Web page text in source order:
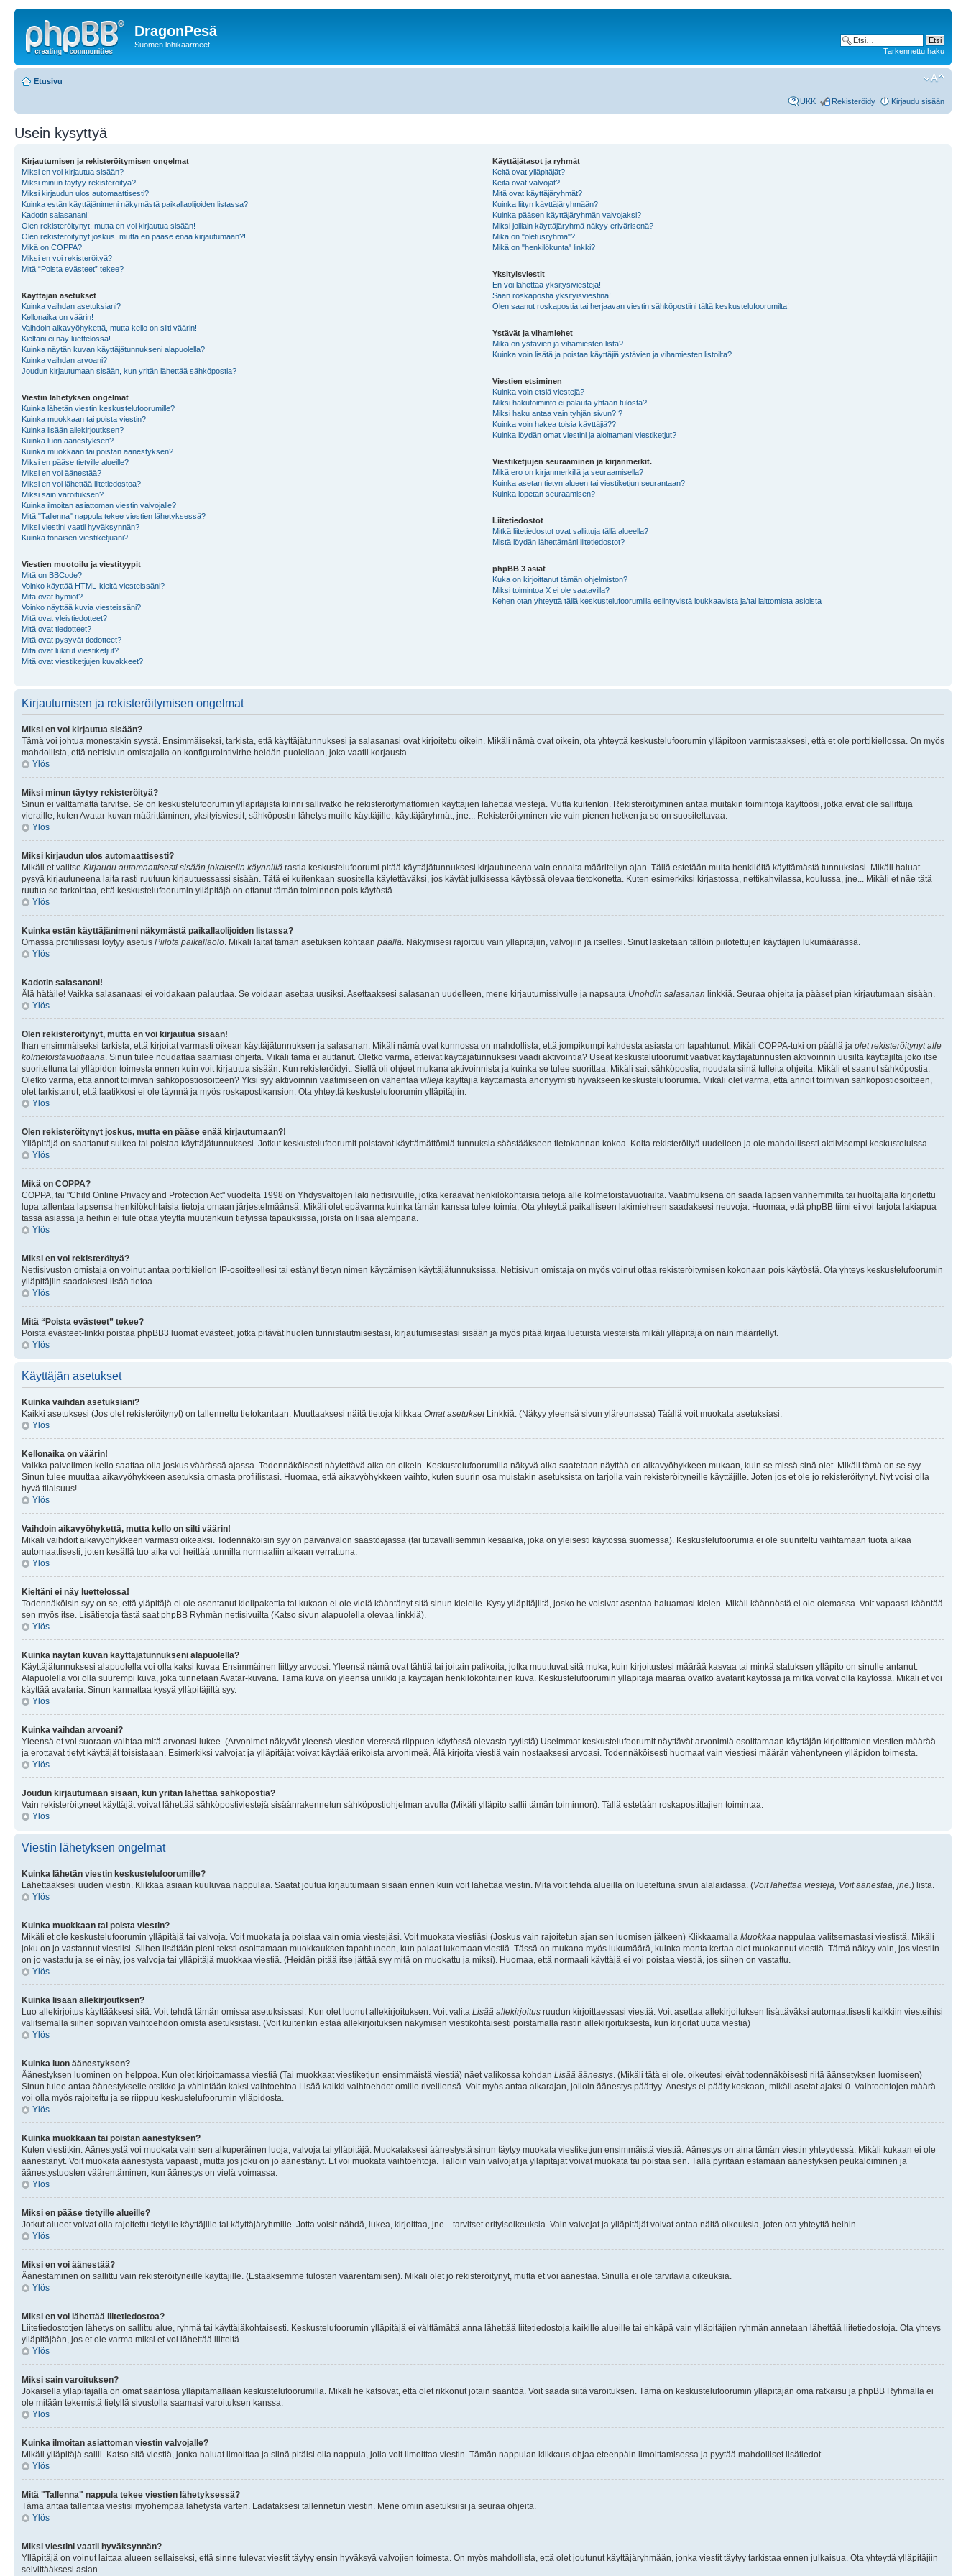
DragonPesä
Suomen lohikäärmeet
Tarkennettu haku
Etusivu
UKK Rekisteröidy Kirjaudu sisään
Usein kysyttyä
Kirjautumisen ja rekisteröitymisen ongelmat
Miksi en voi kirjautua sisään?
Miksi minun täytyy rekisteröityä?
Miksi kirjaudun ulos automaattisesti?
Kuinka estän käyttäjänimeni näkymästä paikallaolijoiden listassa?
Kadotin salasanani!
Olen rekisteröitynyt, mutta en voi kirjautua sisään!
Olen rekisteröitynyt joskus, mutta en pääse enää kirjautumaan?!
Mikä on COPPA?
Miksi en voi rekisteröityä?
Mitä “Poista evästeet” tekee?
Käyttäjän asetukset
Kuinka vaihdan asetuksiani?
Kellonaika on väärin!
Vaihdoin aikavyöhykettä, mutta kello on silti väärin!
Kieltäni ei näy luettelossa!
Kuinka näytän kuvan käyttäjätunnukseni alapuolella?
Kuinka vaihdan arvoani?
Joudun kirjautumaan sisään, kun yritän lähettää sähköpostia?
Viestin lähetyksen ongelmat
Kuinka lähetän viestin keskustelufoorumille?
Kuinka muokkaan tai poista viestin?
Kuinka lisään allekirjoutksen?
Kuinka luon äänestyksen?
Kuinka muokkaan tai poistan äänestyksen?
Miksi en pääse tietyille alueille?
Miksi en voi äänestää?
Miksi en voi lähettää liitetiedostoa?
Miksi sain varoituksen?
Kuinka ilmoitan asiattoman viestin valvojalle?
Mitä "Tallenna" nappula tekee viestien lähetyksessä?
Miksi viestini vaatii hyväksynnän?
Kuinka tönäisen viestiketjuani?
Viestien muotoilu ja viestityypit
Mitä on BBCode?
Voinko käyttää HTML-kieltä viesteissäni?
Mitä ovat hymiöt?
Voinko näyttää kuvia viesteissäni?
Mitä ovat yleistiedotteet?
Mitä ovat tiedotteet?
Mitä ovat pysyvät tiedotteet?
Mitä ovat lukitut viestiketjut?
Mitä ovat viestiketjujen kuvakkeet?
Käyttäjätasot ja ryhmät
Keitä ovat ylläpitäjät?
Keitä ovat valvojat?
Mitä ovat käyttäjäryhmät?
Kuinka liityn käyttäjäryhmään?
Kuinka pääsen käyttäjäryhmän valvojaksi?
Miksi joillain käyttäjäryhmä näkyy erivärisenä?
Mikä on "oletusryhmä"?
Mikä on "henkilökunta" linkki?
Yksityisviestit
En voi lähettää yksitysiviestejä!
Saan roskapostia yksityisviestinä!
Olen saanut roskapostia tai herjaavan viestin sähköpostiini tältä keskustelufoorumilta!
Ystävät ja vihamiehet
Mikä on ystävien ja vihamiesten lista?
Kuinka voin lisätä ja poistaa käyttäjiä ystävien ja vihamiesten listoilta?
Viestien etsiminen
Kuinka voin etsiä viestejä?
Miksi hakutoiminto ei palauta yhtään tulosta?
Miksi haku antaa vain tyhjän sivun?!?
Kuinka voin hakea toisia käyttäjiä??
Kuinka löydän omat viestini ja aloittamani viestiketjut?
Viestiketjujen seuraaminen ja kirjanmerkit.
Mikä ero on kirjanmerkillä ja seuraamisella?
Kuinka asetan tietyn alueen tai viestiketjun seurantaan?
Kuinka lopetan seuraamisen?
Liitetiedostot
Mitkä liitetiedostot ovat sallittuja tällä alueella?
Mistä löydän lähettämäni liitetiedostot?
phpBB 3 asiat
Kuka on kirjoittanut tämän ohjelmiston?
Miksi toimintoa X ei ole saatavilla?
Kehen otan yhteyttä tällä keskustelufoorumilla esiintyvistä loukkaavista ja/tai laittomista asioista
Kirjautumisen ja rekisteröitymisen ongelmat
Miksi en voi kirjautua sisään?
Tämä voi johtua monestakin syystä. Ensimmäiseksi, tarkista, että käyttäjätunnuksesi ja salasanasi ovat kirjoitettu oikein. Mikäli nämä ovat oikein, ota yhteyttä keskustelufoorumin ylläpitoon varmistaaksesi, että et ole porttikiellossa. On myös
mahdollista, että nettisivun omistajalla on konfigurointivirhe heidän puolellaan, joka vaatii korjausta.
Ylös
Miksi minun täytyy rekisteröityä?
Sinun ei välttämättä tarvitse. Se on keskustelufoorumin ylläpitäjistä kiinni sallivatko he rekisteröitymättömien käyttäjien lähettää viestejä. Mutta kuitenkin. Rekisteröityminen antaa muitakin toimintoja käyttöösi, jotka eivät ole sallittuja
vieraille, kuten Avatar-kuvan määrittäminen, yksityisviestit, sähköpostin lähetys muille käyttäjille, käyttäjäryhmät, jne... Rekisteröityminen vie vain pienen hetken ja se on suositeltavaa.
Ylös
Miksi kirjaudun ulos automaattisesti?
Mikäli et valitse Kirjaudu automaattisesti sisään jokaisella käynnillä rastia keskustelufoorumi pitää käyttäjätunnuksesi kirjautuneena vain ennalta määritellyn ajan. Tällä estetään muita henkilöitä käyttämästä tunnuksiasi. Mikäli haluat
pysyä kirjautuneena laita rasti ruutuun kirjautuessassi sisään. Tätä ei kuitenkaan suositella käytettäväksi, jos käytät julkisessa käytössä olevaa tietokonetta. Kuten esimerkiksi kirjastossa, nettikahvilassa, koulussa, jne... Mikäli et näe tätä
ruutua se tarkoittaa, että keskustelufoorumin ylläpitäjä on ottanut tämän toiminnon pois käytöstä.
Ylös
Kuinka estän käyttäjänimeni näkymästä paikallaolijoiden listassa?
Omassa profiilissasi löytyy asetus Piilota paikallaolo . Mikäli laitat tämän asetuksen kohtaan päällä . Näkymisesi rajoittuu vain ylläpitäjiin, valvojiin ja itsellesi. Sinut lasketaan tällöin piilotettujen käyttäjien lukumäärässä.
Ylös
Kadotin salasanani!
Älä hätäile! Vaikka salasanaasi ei voidakaan palauttaa. Se voidaan asettaa uusiksi. Asettaaksesi salasanan uudelleen, mene kirjautumissivulle ja napsauta Unohdin salasanan linkkiä. Seuraa ohjeita ja pääset pian kirjautumaan sisään.
Ylös
Olen rekisteröitynyt, mutta en voi kirjautua sisään!
Ihan ensimmäiseksi tarkista, että kirjoitat varmasti oikean käyttäjätunnuksen ja salasanan. Mikäli nämä ovat kunnossa on mahdollista, että jompikumpi kahdesta asiasta on tapahtunut. Mikäli COPPA-tuki on päällä ja olet rekisteröitynyt alle
kolmetoistavuotiaana . Sinun tulee noudattaa saamiasi ohjeita. Mikäli tämä ei auttanut. Oletko varma, etteivät käyttäjätunnuksesi vaadi aktivointia? Useat keskustelufoorumit vaativat käyttäjätunnusten aktivoinnin uusilta käyttäjiltä joko itse
suoritettuna tai ylläpidon toimesta ennen kuin voit kirjautua sisään. Kun rekisteröidyit. Siellä oli ohjeet mukana aktivoinnista ja kuinka se tulee suorittaa. Mikäli sait sähköpostia, noudata siinä tulleita ohjeita. Mikäli et saanut sähköpostia.
Oletko varma, että annoit toimivan sähköpostiosoitteen? Yksi syy aktivoinnin vaatimiseen on vähentää villejä käyttäjiä käyttämästä anonyymisti hyväkseen keskustelufoorumia. Mikäli olet varma, että annoit toimivan sähköpostiosoitteen,
olet tarkistanut, että laatikkosi ei ole täynnä ja myös roskapostikansion. Ota yhteyttä keskustelufoorumin ylläpitäjiin.
Ylös
Olen rekisteröitynyt joskus, mutta en pääse enää kirjautumaan?!
Ylläpitäjä on saattanut sulkea tai poistaa käyttäjätunnuksesi. Jotkut keskustelufoorumit poistavat käyttämättömiä tunnuksia säästääkseen tietokannan kokoa. Koita rekisteröityä uudelleen ja ole mahdollisesti aktiivisempi keskusteluissa.
Ylös
Mikä on COPPA?
COPPA, tai "Child Online Privacy and Protection Act" vuodelta 1998 on Yhdysvaltojen laki nettisivuille, jotka keräävät henkilökohtaisia tietoja alle kolmetoistavuotiailta. Vaatimuksena on saada lapsen vanhemmilta tai huoltajalta kirjoitettu
lupa tallentaa lapsensa henkilökohtaisia tietoja omaan järjestelmäänsä. Mikäli olet epävarma kuinka tämän kanssa tulee toimia, Ota yhteyttä paikalliseen lakimieheen saadaksesi neuvoja. Huomaa, että phpBB tiimi ei voi tarjota lakiapua
tässä asiassa ja heihin ei tule ottaa yteyttä muutenkuin tietyissä tapauksissa, joista on lisää alempana.
Ylös
Miksi en voi rekisteröityä?
Nettisivuston omistaja on voinut antaa porttikiellon IP-osoitteellesi tai estänyt tietyn nimen käyttämisen käyttäjätunnuksissa. Nettisivun omistaja on myös voinut ottaa rekisteröitymisen kokonaan pois käytöstä. Ota yhteys keskustelufoorumin
ylläpitäjiin saadaksesi lisää tietoa.
Ylös
Mitä “Poista evästeet” tekee?
Poista evästeet-linkki poistaa phpBB3 luomat evästeet, jotka pitävät huolen tunnistautmisestasi, kirjautumisestasi sisään ja myös pitää kirjaa luetuista viesteistä mikäli ylläpitäjä on näin määritellyt.
Ylös
Käyttäjän asetukset
Kuinka vaihdan asetuksiani?
Kaikki asetuksesi (Jos olet rekisteröitynyt) on tallennettu tietokantaan. Muuttaaksesi näitä tietoja klikkaa Omat asetuksetLinkkiä. (Näkyy yleensä sivun yläreunassa) Täällä voit muokata asetuksiasi.
Ylös
Kellonaika on väärin!
Vaikka palvelimen kello saattaa olla joskus väärässä ajassa. Todennäköisesti näytettävä aika on oikein. Keskustelufoorumilla näkyvä aika saatetaan näyttää eri aikavyöhykkeen mukaan, kuin se missä sinä olet. Mikäli tämä on se syy.
Sinun tulee muuttaa aikavyöhykkeen asetuksia omasta profiilistasi. Huomaa, että aikavyöhykkeen vaihto, kuten suurin osa muistakin asetuksista on tarjolla vain rekisteröityneille käyttäjille. Joten jos et ole jo rekisteröitynyt. Nyt voisi olla
hyvä tilaisuus!
Ylös
Vaihdoin aikavyöhykettä, mutta kello on silti väärin!
Mikäli vaihdoit aikavyöhykkeen varmasti oikeaksi. Todennäköisin syy on päivänvalon säästöajassa (tai tuttavallisemmin kesäaika, joka on yleisesti käytössä suomessa). Keskustelufoorumia ei ole suuniteltu vaihtamaan tuota aikaa
automaattisesti, joten kesällä tuo aika voi heittää tunnilla normaaliin aikaan verrattuna.
Ylös
Kieltäni ei näy luettelossa!
Todennäköisin syy on se, että yläpitäjä ei ole asentanut kielipakettia tai kukaan ei ole vielä kääntänyt sitä sinun kielelle. Kysy ylläpitäjiltä, josko he voisivat asentaa haluamasi kielen. Mikäli käännöstä ei ole olemassa. Voit vapaasti kääntää
sen myös itse. Lisätietoja tästä saat phpBB Ryhmän nettisivuilta (Katso sivun alapuolella olevaa linkkiä).
Ylös
Kuinka näytän kuvan käyttäjätunnukseni alapuolella?
Käyttäjätunnuksesi alapuolella voi olla kaksi kuvaa Ensimmäinen liittyy arvoosi. Yleensä nämä ovat tähtiä tai joitain palikoita, jotka muuttuvat sitä muka, kuin kirjoitustesi määrää kasvaa tai minkä statuksen ylläpito on sinulle antanut.
Alapuolella voi olla suurempi kuva, joka tunnetaan Avatar-kuvana. Tämä kuva on yleensä uniikki ja käyttäjän henkilökohtainen kuva. Keskustelufoorumin ylläpitäjä määrää ovatko avatarit käytössä ja mitkä voivat olla käytössä. Mikäli et voi
käyttää avataria. Sinun kannattaa kysyä ylläpitäjiltä syy.
Ylös
Kuinka vaihdan arvoani?
Yleensä et voi suoraan vaihtaa mitä arvonasi lukee. (Arvonimet näkyvät yleensä viestien vieressä riippuen käytössä olevasta tyylistä) Useimmat keskustelufoorumit näyttävät arvonimiä osoittamaan käyttäjän kirjoittamien viestien määrää
ja erottavat tietyt käyttäjät toisistaaan. Esimerkiksi valvojat ja ylläpitäjät voivat käyttää erikoista arvonimeä. Älä kirjoita viestiä vain nostaaksesi arvoasi. Todennäköisesti huomaat vain viestiesi määrän vähentyneen ylläpidon toimesta.
Ylös
Joudun kirjautumaan sisään, kun yritän lähettää sähköpostia?
Vain rekisteröityneet käyttäjät voivat lähettää sähköpostiviestejä sisäänrakennetun sähköpostiohjelman avulla (Mikäli ylläpito sallii tämän toiminnon). Tällä estetään roskapostittajien toimintaa.
Ylös
Viestin lähetyksen ongelmat
Kuinka lähetän viestin keskustelufoorumille?
Lähettääksesi uuden viestin. Klikkaa asiaan kuuluvaa nappulaa. Saatat joutua kirjautumaan sisään ennen kuin voit lähettää viestin. Mitä voit tehdä alueilla on lueteltuna sivun alalaidassa. (Voit lähettää viestejä, Voit äänestää, jne. ) lista.
Ylös
Kuinka muokkaan tai poista viestin?
Mikäli et ole keskustelufoorumin ylläpitäjä tai valvoja. Voit muokata ja poistaa vain omia viestejäsi. Voit muokata viestiäsi (Joskus vain rajoitetun ajan sen luomisen jälkeen) Klikkaamalla Muokkaa nappulaa valitsemastasi viestistä. Mikäli
joku on jo vastannut viestiisi. Siihen lisätään pieni teksti osoittamaan muokkauksen tapahtuneen, kun palaat lukemaan viestiä. Tässä on mukana myös lukumäärä, kuinka monta kertaa olet muokannut viestiä. Tämä näkyy vain, jos viestiin
on jo vastattu ja se ei näy, jos valvoja tai ylläpitäjä muokkaa viestiä. (Heidän pitää itse jättää syy mitä on muokattu ja miksi). Huomaa, että normaali käyttäjä ei voi poistaa viestiä, jos siihen on vastattu.
Ylös
Kuinka lisään allekirjoutksen?
Luo allekirjoitus käyttääksesi sitä. Voit tehdä tämän omissa asetuksissasi. Kun olet luonut allekirjoituksen. Voit valita Lisää allekirjoitus ruudun kirjoittaessasi viestiä. Voit asettaa allekirjoituksen lisättäväksi automaattisesti kaikkiin viesteihisi
valitsemalla siihen sopivan vaihtoehdon omista asetuksistasi. (Voit kuitenkin estää allekirjoituksen näkymisen viestikohtaisesti poistamalla rastin allekirjoituksesta, kun kirjoitat uutta viestiä)
Ylös
Kuinka luon äänestyksen?
Äänestyksen luominen on helppoa. Kun olet kirjoittamassa viestiä (Tai muokkaat viestiketjun ensimmäistä viestiä) näet valikossa kohdan Lisää äänestys . (Mikäli tätä ei ole. oikeutesi eivät todennäköisesti riitä äänsetyksen luomiseen)
Sinun tulee antaa äänestykselle otsikko ja vähintään kaksi vaihtoehtoa Lisää kaikki vaihtoehdot omille riveillensä. Voit myös antaa aikarajan, jolloin äänestys päättyy. Änestys ei pääty koskaan, mikäli asetat ajaksi 0. Vaihtoehtojen määrä
voi olla myös rajoitettu ja se riippuu keskustelufoorumin ylläpidosta.
Ylös
Kuinka muokkaan tai poistan äänestyksen?
Kuten viestitkin. Äänestystä voi muokata vain sen alkuperäinen luoja, valvoja tai ylläpitäjä. Muokataksesi äänestystä sinun täytyy muokata viestiketjun ensimmäistä viestiä. Äänestys on aina tämän viestin yhteydessä. Mikäli kukaan ei ole
äänestänyt. Voit muokata äänestystä vapaasti, mutta jos joku on jo äänestänyt. Et voi muokata vaihtoehtoja. Tällöin vain valvojat ja ylläpitäjät voivat muokata tai poistaa sen. Tällä pyritään estämään äänestyksen peukaloiminen ja
äänestystuosten väärentäminen, kun äänestys on vielä voimassa.
Ylös
Miksi en pääse tietyille alueille?
Jotkut alueet voivat olla rajoitettu tietyille käyttäjille tai käyttäjäryhmille. Jotta voisit nähdä, lukea, kirjoittaa, jne... tarvitset erityisoikeuksia. Vain valvojat ja ylläpitäjät voivat antaa näitä oikeuksia, joten ota yhteyttä heihin.
Ylös
Miksi en voi äänestää?
Äänestäminen on sallittu vain rekisteröityneille käyttäjille. (Estääksemme tulosten väärentämisen). Mikäli olet jo rekisteröitynyt, mutta et voi äänestää. Sinulla ei ole tarvitavia oikeuksia.
Ylös
Miksi en voi lähettää liitetiedostoa?
Liitetiedostotjen lähetys on sallittu alue, ryhmä tai käyttäjäkohtaisesti. Keskustelufoorumin ylläpitäjä ei välttämättä anna lähettää liitetiedostoja kaikille alueille tai ehkäpä vain ylläpitäjien ryhmän annetaan lähettää liitetiedostoja. Ota yhteys
ylläpitäjään, jos et ole varma miksi et voi lähettää liitteitä.
Ylös
Miksi sain varoituksen?
Jokaisella ylläpitäjällä on omat sääntösä ylläpitämällään keskustelufoorumilla. Mikäli he katsovat, että olet rikkonut jotain sääntöä. Voit saada siitä varoituksen. Tämä on keskustelufoorumin ylläpitäjän oma ratkaisu ja phpBB Ryhmällä ei
ole mitään tekemistä tietyllä sivustolla saamasi varoituksen kanssa.
Ylös
Kuinka ilmoitan asiattoman viestin valvojalle?
Mikäli ylläpitäjä sallii. Katso sitä viestiä, jonka haluat ilmoittaa ja siinä pitäisi olla nappula, jolla voit ilmoittaa viestin. Tämän nappulan klikkaus ohjaa eteenpäin ilmoittamisessa ja pyytää mahdolliset lisätiedot.
Ylös
Mitä "Tallenna" nappula tekee viestien lähetyksessä?
Tämä antaa tallentaa viestisi myöhempää lähetystä varten. Ladataksesi tallennetun viestin. Mene omiin asetuksiisi ja seuraa ohjeita.
Ylös
Miksi viestini vaatii hyväksynnän?
Ylläpitäjä on voinut laittaa alueen sellaiseksi, että sinne tulevat viestit täytyy ensin hyväksyä valvojien toimesta. On myös mahdollista, että olet joutunut käyttäjäryhmään, jonka viestit täytyy tarkistaa ennen julkaisua. Ota yhteyttä ylläpitäjiin
selvittääksesi asian.